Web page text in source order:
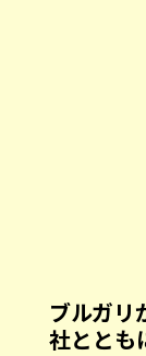
ブルガリ
社ととも